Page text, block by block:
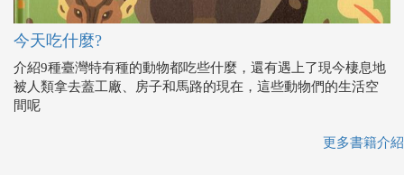
今天吃什麼?
介紹9種臺灣特有種的動物都吃些什麼，還有遇上了現今棲息地
被人類拿去蓋工廠、房子和馬路的現在，這些動物們的生活空
間呢
更多書籍介紹